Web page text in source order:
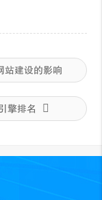
站建设的影响
擎排名